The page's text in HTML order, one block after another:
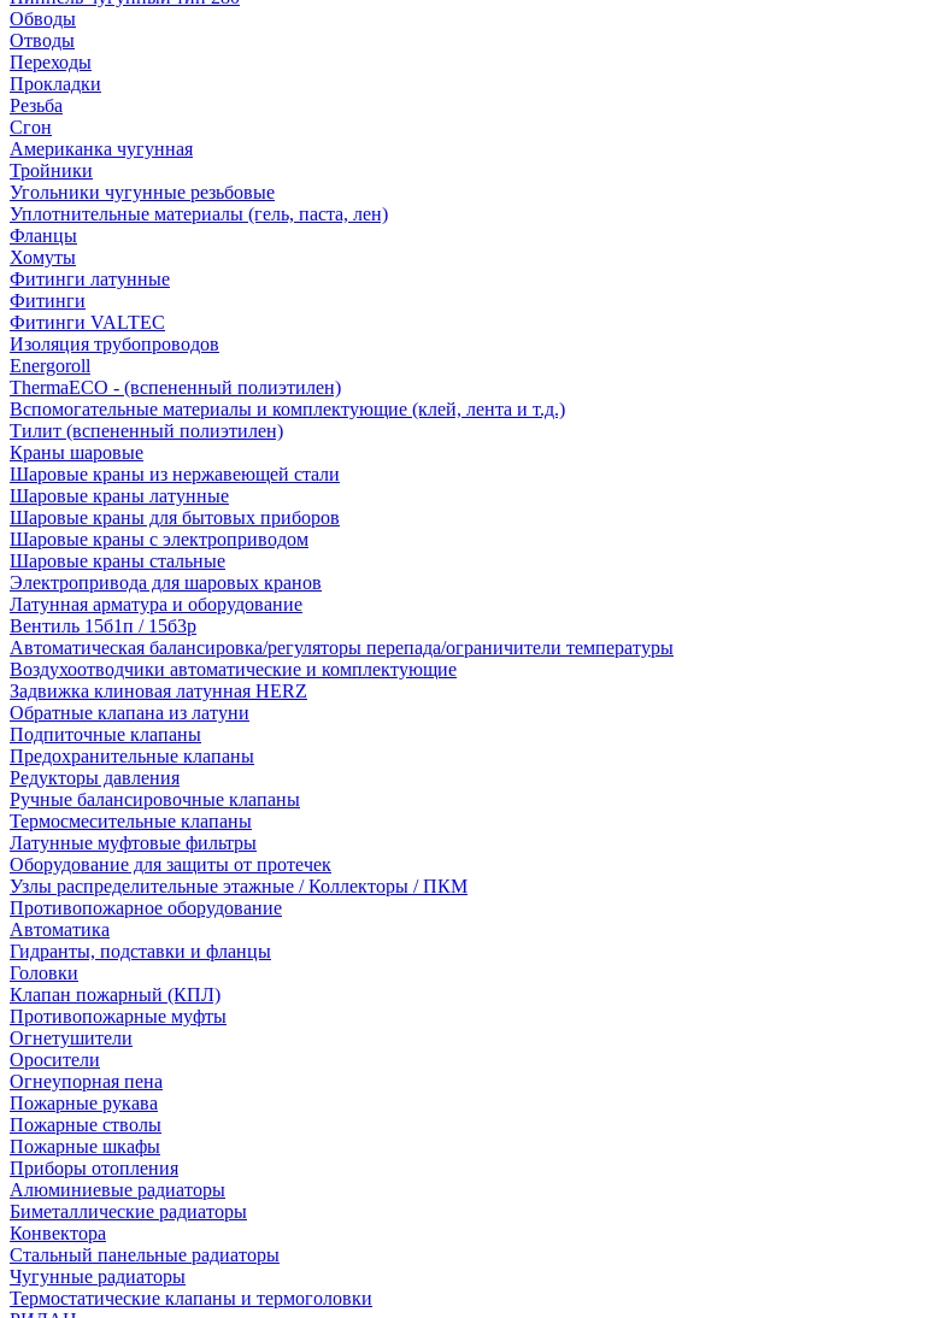
Обводы
Отводы
Переходы
Прокладки
Резьба
Сгон
Американка чугунная
Тройники
Угольники чугунные резьбовые
Уплотнительные материалы (гель, паста, лен)
Фланцы
Хомуты
Фитинги латунные
Фитинги
Фитинги VALTEC
Изоляция трубопроводов
Energoroll
ThermaECO - (вспененный полиэтилен)
Вспомогательные материалы и комплектующие (клей, лента и т.д.)
Тилит (вспененный полиэтилен)
Краны шаровые
Шаровые краны из нержавеющей стали
Шаровые краны латунные
Шаровые краны для бытовых приборов
Шаровые краны с электроприводом
Шаровые краны стальные
Электропривода для шаровых кранов
Латунная арматура и оборудование
Вентиль 15б1п / 15б3р
Автоматическая балансировка/регуляторы перепада/ограничители температуры
Воздухоотводчики автоматические и комплектующие
Задвижка клиновая латунная HERZ
Обратные клапана из латуни
Подпиточные клапаны
Предохранительные клапаны
Редукторы давления
Ручные балансировочные клапаны
Термосмесительные клапаны
Латунные муфтовые фильтры
Оборудование для защиты от протечек
Узлы распределительные этажные / Коллекторы / ПКМ
Противопожарное оборудование
Автоматика
Гидранты, подставки и фланцы
Головки
Клапан пожарный (КПЛ)
Противопожарные муфты
Огнетушители
Оросители
Огнеупорная пена
Пожарные рукава
Пожарные стволы
Пожарные шкафы
Приборы отопления
Алюминиевые радиаторы
Биметаллические радиаторы
Конвектора
Стальный панельные радиаторы
Чугунные радиаторы
Термостатические клапаны и термоголовки